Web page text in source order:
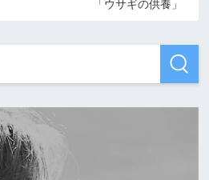
「ウサギの供養」